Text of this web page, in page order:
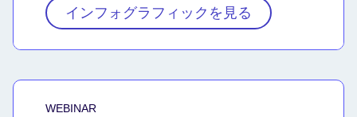
インフォグラフィックを見る
WEBINAR